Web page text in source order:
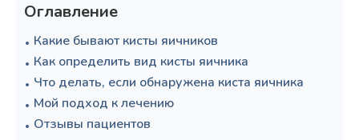
Оглавление
Какие бывают кисты яичников
Как определить вид кисты яичника
Что делать, если обнаружена киста яичника
Мой подход к лечению
Отзывы пациентов